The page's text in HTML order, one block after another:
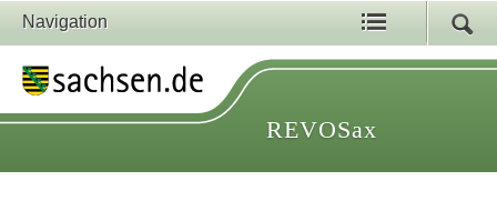
Navigation
REVOSax